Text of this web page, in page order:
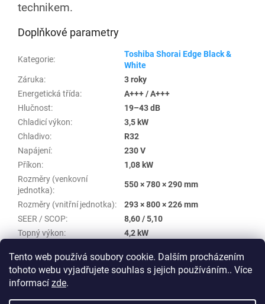
Tento web používá soubory cookie. Dalším procházením
tohoto webu vyjadřujete souhlas s jejich používáním.. Více
informací zde.
technikem.
Doplňkové parametry
Kategorie:
Toshiba Shorai Edge Black &
White
Záruka:
3 roky
Energetická třída:
A+++ / A+++
Hlučnost:
19–43 dB
Chladicí výkon:
3,5 kW
Chladivo:
R32
Napájení:
230 V
Příkon:
1,08 kW
Rozměry (venkovní
jednotka):
550 × 780 × 290 mm
Rozměry (vnitřní jednotka):
293 × 800 × 226 mm
SEER / SCOP:
8,60 / 5,10
Topný výkon:
4,2 kW